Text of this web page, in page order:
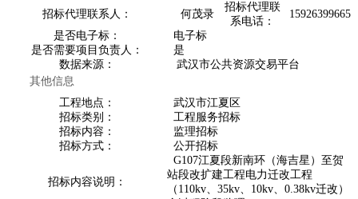
招标代理联系人： 何茂录
招标代理联
系电话：
15926399665
是否电子标：
电子标
是否需要项目负责人：
是
数据来源：
武汉市公共资源交易平台
其他信息
工程地点：
武汉市江夏区
招标类别：
工程服务招标
招标内容：
监理招标
招标方式：
公开招标
招标内容说明：
G107江夏段新南环（海吉星）至贺
站段改扩建工程电力迁改工程
（110kv、35kv、10kv、0.38kv迁改）